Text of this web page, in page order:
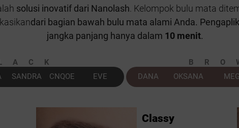
solusi inovatif dari Nanolash . Kelompok bulu mata
dari bagian bawah bulu mata alami Anda.
jangka panjang hanya dalam 10 menit.
SANDRA CNQOE EVE DANA OKSANA
Classy